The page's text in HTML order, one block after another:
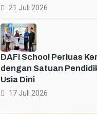
21 Juli 2026
DAFI School Perluas
dengan Satuan
Usia Dini
17 Juli 2026